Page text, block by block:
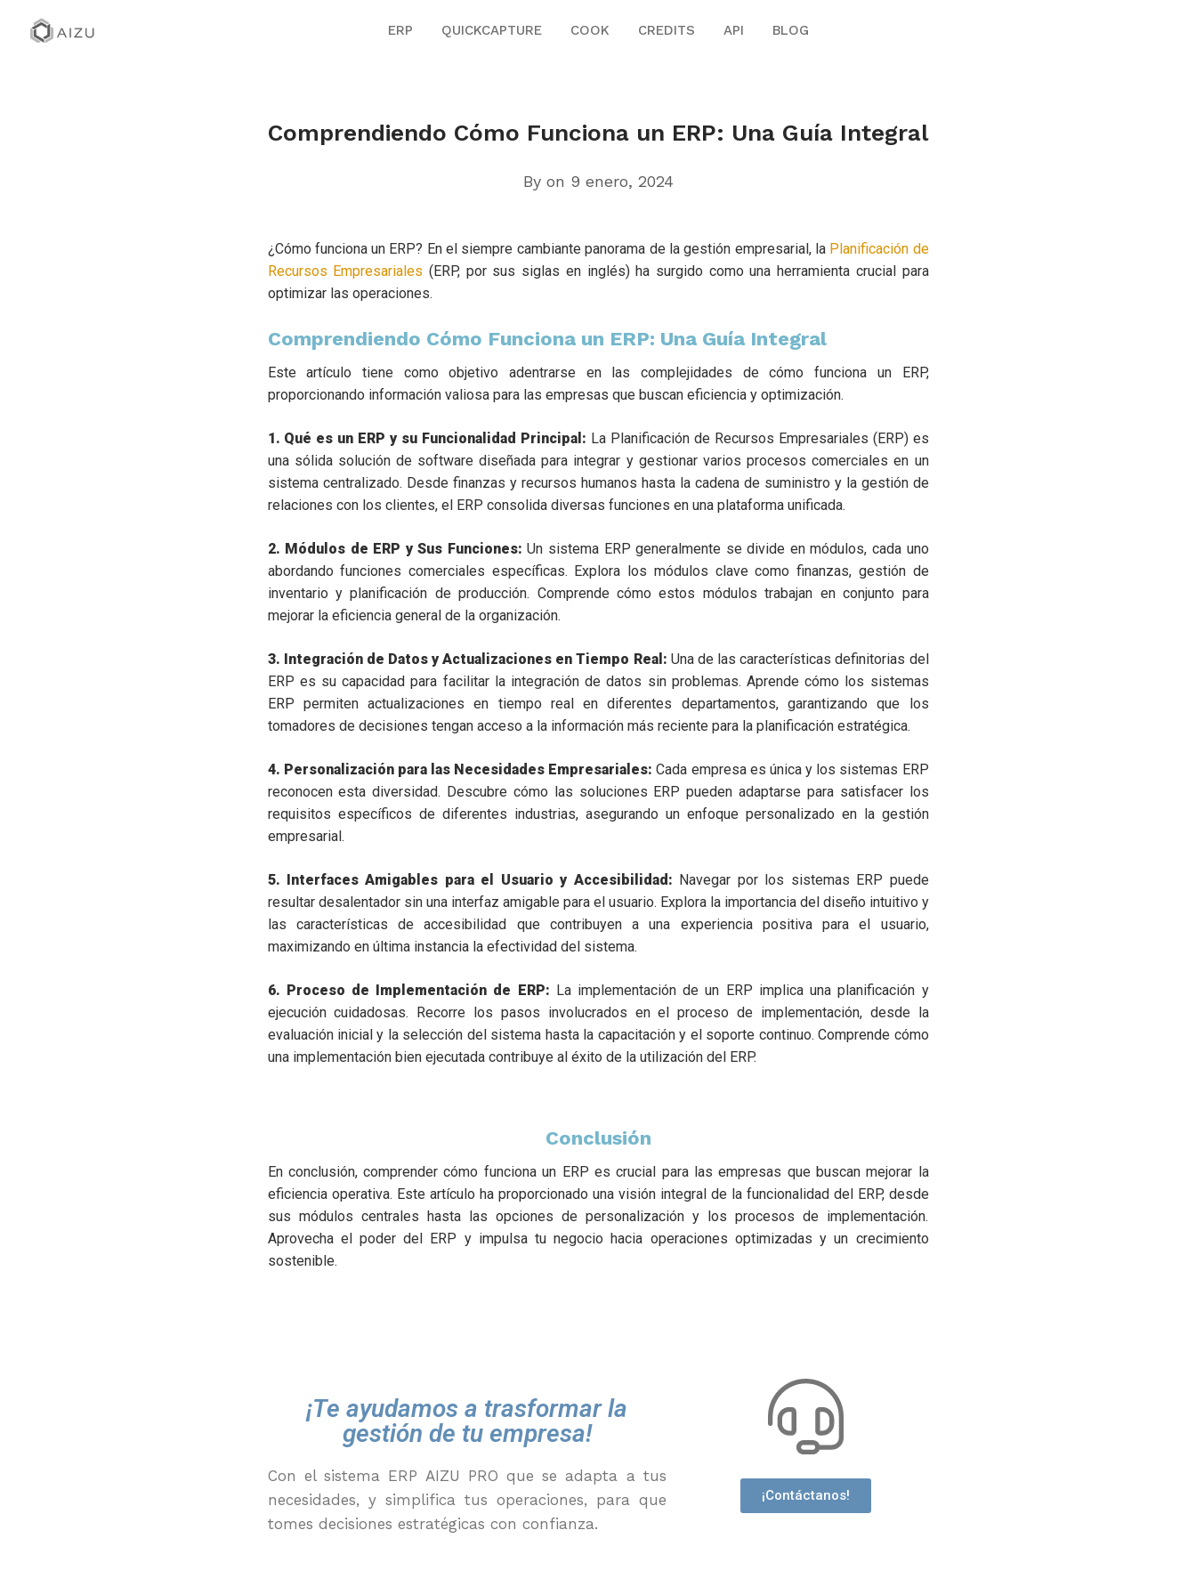
ERP QUICKCAPTURE COOK CREDITS API BLOG
Comprendiendo Cómo Funciona un ERP: Una Guía Integral
By on 9 enero, 2024
¿Cómo funciona un ERP? En el siempre cambiante panorama de la gestión empresarial, la Planificación de
Recursos Empresariales (ERP, por sus siglas en inglés) ha surgido como una herramienta crucial para
optimizar las operaciones.
Comprendiendo Cómo Funciona un ERP: Una Guía Integral
Este artículo tiene como objetivo adentrarse en las complejidades de cómo funciona un ERP,
proporcionando información valiosa para las empresas que buscan eficiencia y optimización.
1. Qué es un ERP y su Funcionalidad Principal: La Planificación de Recursos Empresariales (ERP) es
una sólida solución de software diseñada para integrar y gestionar varios procesos comerciales en un
sistema centralizado. Desde finanzas y recursos humanos hasta la cadena de suministro y la gestión de
relaciones con los clientes, el ERP consolida diversas funciones en una plataforma unificada.
2. Módulos de ERP y Sus Funciones: Un sistema ERP generalmente se divide en módulos, cada uno
abordando funciones comerciales específicas. Explora los módulos clave como finanzas, gestión de
inventario y planificación de producción. Comprende cómo estos módulos trabajan en conjunto para
mejorar la eficiencia general de la organización.
3. Integración de Datos y Actualizaciones en Tiempo Real: Una de las características definitorias del
ERP es su capacidad para facilitar la integración de datos sin problemas. Aprende cómo los sistemas
ERP permiten actualizaciones en tiempo real en diferentes departamentos, garantizando que los
tomadores de decisiones tengan acceso a la información más reciente para la planificación estratégica.
4. Personalización para las Necesidades Empresariales: Cada empresa es única y los sistemas ERP
reconocen esta diversidad. Descubre cómo las soluciones ERP pueden adaptarse para satisfacer los
requisitos específicos de diferentes industrias, asegurando un enfoque personalizado en la gestión
empresarial.
5. Interfaces Amigables para el Usuario y Accesibilidad: Navegar por los sistemas ERP puede
resultar desalentador sin una interfaz amigable para el usuario. Explora la importancia del diseño intuitivo y
las características de accesibilidad que contribuyen a una experiencia positiva para el usuario,
maximizando en última instancia la efectividad del sistema.
6. Proceso de Implementación de ERP: La implementación de un ERP implica una planificación y
ejecución cuidadosas. Recorre los pasos involucrados en el proceso de implementación, desde la
evaluación inicial y la selección del sistema hasta la capacitación y el soporte continuo. Comprende cómo
una implementación bien ejecutada contribuye al éxito de la utilización del ERP.
Conclusión
En conclusión, comprender cómo funciona un ERP es crucial para las empresas que buscan mejorar la
eficiencia operativa. Este artículo ha proporcionado una visión integral de la funcionalidad del ERP, desde
sus módulos centrales hasta las opciones de personalización y los procesos de implementación.
Aprovecha el poder del ERP y impulsa tu negocio hacia operaciones optimizadas y un crecimiento
sostenible.
¡Te ayudamos a trasformar la
gestión de tu empresa!
Con elsistema ERP AIZU PRO que se adapta a tus
necesidades, y simplifica tus operaciones, para que
tomes decisiones estratégicas con confianza.
¡Contáctanos!